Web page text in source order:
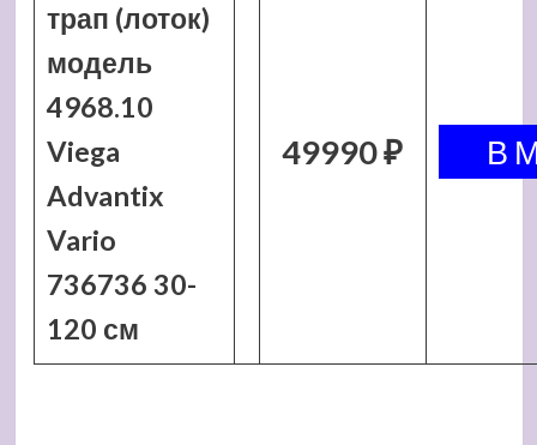
трап (лоток)
модель
4968.10
Viega
Advantix
Vario
736736 30-
120 см
49990 ₽